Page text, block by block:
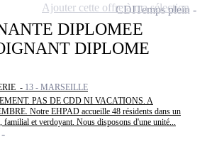
DIPLOMEE
DIPLOME
- 13 - MARSEILLE
PAS DE CDD NI VACATIONS. A
Notre EHPAD accueille 48 résidents dans un
familial et verdoyant. Nous disposons d'une unité...
CDITemps plein
Ajouter cette offre à ma sélection